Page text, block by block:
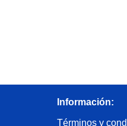
Información:
Términos y